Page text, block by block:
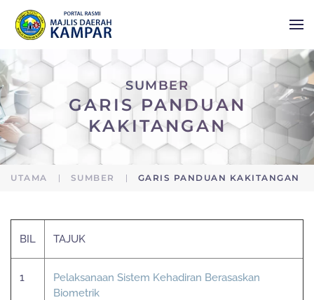
Skip to main content
SUMBER
GARIS PANDUAN
KAKITANGAN
UTAMA SUMBER GARIS PANDUAN KAKITANGAN
BIL TAJUK
1
Pelaksanaan Sistem Kehadiran Berasaskan
Biometrik